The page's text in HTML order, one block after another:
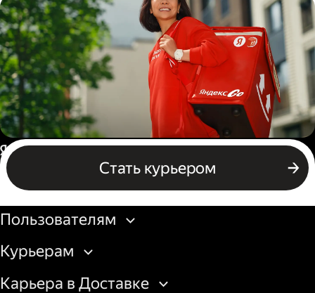
грузовой машины
Пеший курьер
Стать курьером
Россия
Бизнесу
Пользователям
Курьерам
Карьера в Доставке